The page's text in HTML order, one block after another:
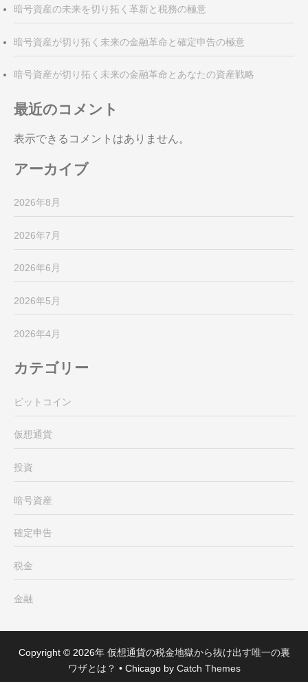
暗号資産の未来を切り拓く革新と税務の極意
暗号資産が切り拓く未来の金融革命と確定申告の極意
暗号資産が切り拓く未来の金融革命とあなたの資産戦略
最近のコメント
表示できるコメントはありません。
アーカイブ
2026年8月
2026年7月
2026年6月
2026年5月
2026年4月
カテゴリー
ビットコイン
仮想通貨
投資
暗号資産
確定申告
税金
金融
Copyright © 2026年 仮想通貨の税金地獄から抜け出す唯一の裏
ワザとは？ • Chicago by Catch Themes